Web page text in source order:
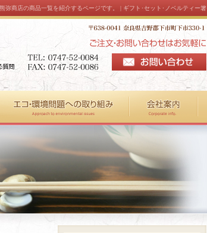
弥商店の商品一覧を紹介するページです。 | ギフト･セット･ノベルティー箸